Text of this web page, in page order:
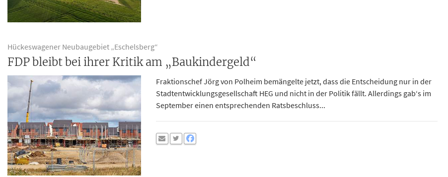
Hückeswagener Neubaugebiet „Eschelsberg“
FDP bleibt bei ihrer Kritik am „Baukindergeld“
Fraktionschef Jörg von Polheim bemängelte jetzt, dass die Entscheidung nur in der
Stadtentwicklungsgesellschaft HEG und nicht in der Politik fällt. Allerdings gab‘s im
September einen entsprechenden Ratsbeschluss...